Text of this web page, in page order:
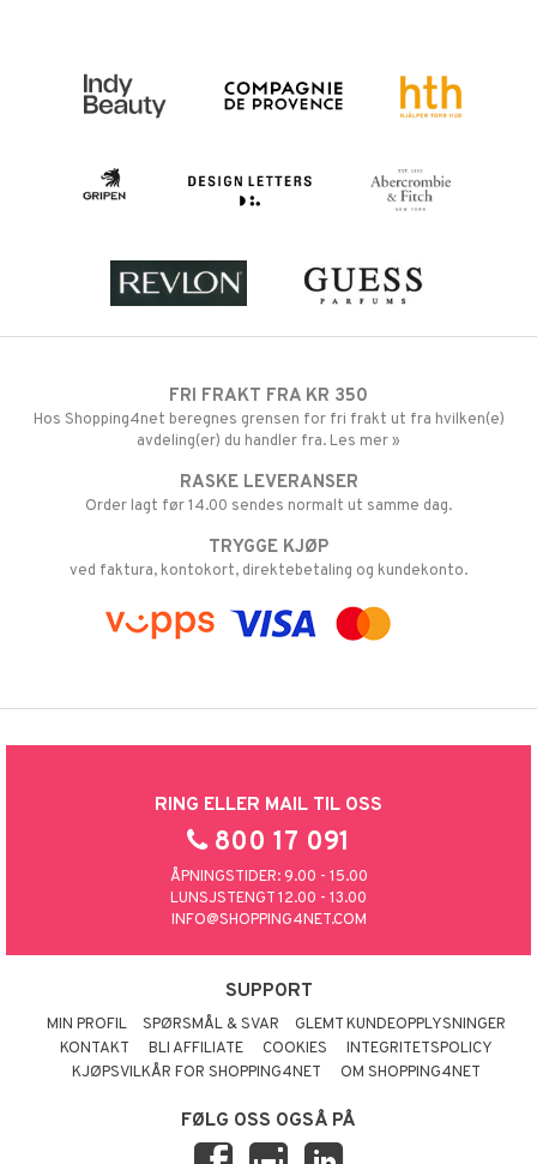
FRI FRAKT FRA KR 350
Hos Shopping4net beregnes grensen for fri frakt ut fra hvilken(e)
avdeling(er) du handler fra. Les mer »
RASKE LEVERANSER
Order lagt før 14.00 sendes normalt ut samme dag.
TRYGGE KJØP
ved faktura, kontokort, direktebetaling og kundekonto.
RING ELLER MAIL TIL OSS
800 17 091
ÅPNINGSTIDER: 9.00 - 15.00
LUNSJSTENGT 12.00 - 13.00
INFO@SHOPPING4NET.COM
SUPPORT
MIN PROFIL SPØRSMÅL & SVAR
GLEMT KUNDEOPPLYSNINGER
KONTAKT
BLI AFFILIATE COOKIES
INTEGRITETSPOLICY
KJØPSVILKÅR FOR SHOPPING4NET
OM SHOPPING4NET
FØLG OSS OGSÅ PÅ